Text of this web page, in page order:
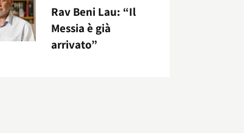
Rav Beni Lau: “Il
Messia è già
arrivato”